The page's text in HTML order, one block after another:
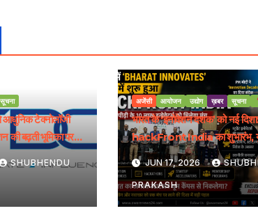
सूचना
आधुनिक टेक्नोलॉजी
की बढ़ती भूमिका पर
SHUBHENDU
अजेंसी आयोजन उद्योग ख़बर सूचना
भारत के ‘इनोवेशन दशक’ को नई
hackFront India का शुभारंभ,
मिलेगा राष्ट्रीय मंच
JUN 17, 2026
PRAKASH